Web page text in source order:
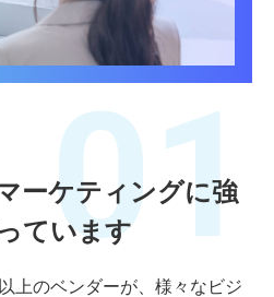
ーケティングに強
ています
01
上のベンダーが、様々なビジ